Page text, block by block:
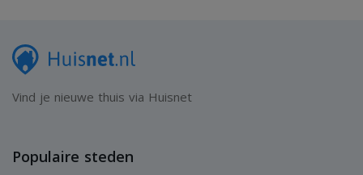
Vind je nieuwe thuis via Huisnet
Populaire steden